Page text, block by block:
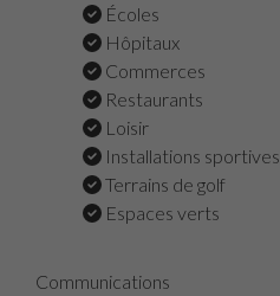
Écoles
Hôpitaux
Commerces
Restaurants
Loisir
Installations sportives
Terrains de golf
Espaces verts
Communications